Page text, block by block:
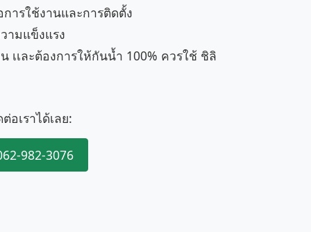
การใช้งานและการติดตั้ง
ามแข็งแรง
เละต้องการให้กันน้ำ 100% ควรใช้ ชิลิ
เราได้เลย:
982-3076